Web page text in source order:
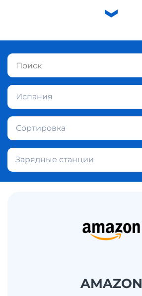
Испания
Сортировка
Зарядные станции
AMAZON